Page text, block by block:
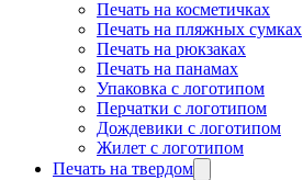
Печать на косметичках
Печать на пляжных сумках
Печать на рюкзаках
Печать на панамах
Упаковка с логотипом
Перчатки с логотипом
Дождевики с логотипом
Жилет с логотипом
Печать на твердом